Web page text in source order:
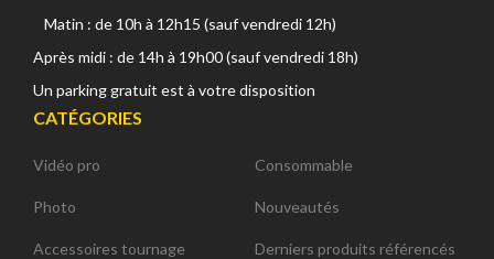
Matin : de 10h à 12h15 (sauf vendredi 12h)
Après midi : de 14h à 19h00 (sauf vendredi 18h)
Un parking gratuit est à votre disposition
CATÉGORIES
Vidéo pro
Photo
Accessoires tournage
Consommable
Nouveautés
Derniers produits référencés